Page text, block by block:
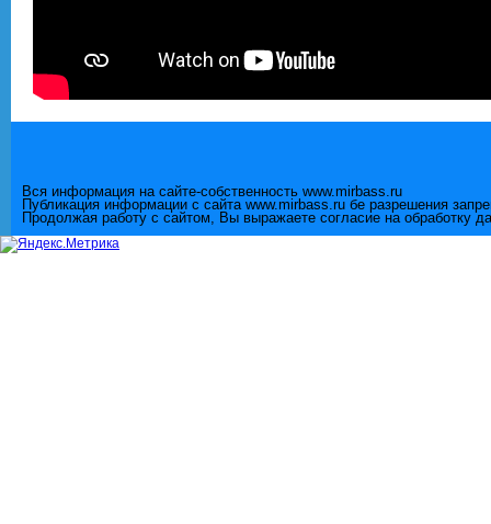
Вся информация на сайте-собственность www.mirbass.ru
Публикация информации с сайта www.mirbass.ru бе разрешения
Продолжая работу с сайтом, Вы выражаете согласие на обработку